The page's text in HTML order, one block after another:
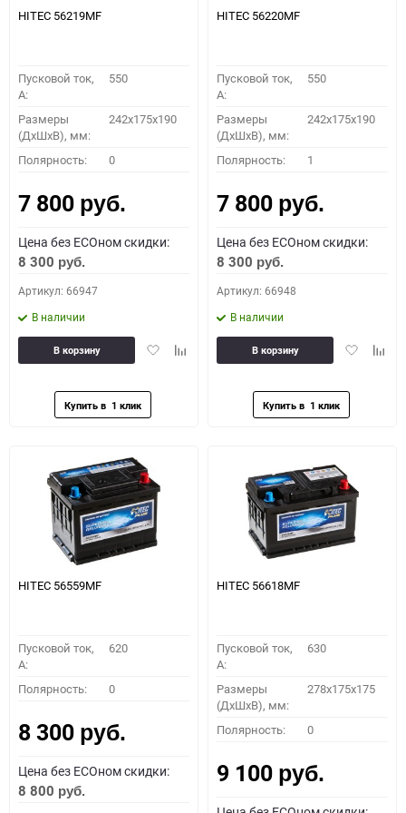
HITEC 56219MF
Пусковой ток,
A:
550
Размеры
(ДхШхВ), мм:
242x175x190
Полярность: 0
7 800 руб.
Цена без ECOном скидки:
8 300 руб.
Артикул: 66947
В наличии
ДобавитьДобавить
В корзину
HITEC 56220MF
Пусковой ток,
A:
550
Размеры
(ДхШхВ), мм:
242x175x190
Полярность: 1
7 800 руб.
Цена без ECOном скидки:
8 300 руб.
Артикул: 66948
В наличии
Добавить
В корзину
HITEC 56559MF
Пусковой ток,
A:
620
Полярность: 0
8 300 руб.
Цена без ECOном скидки:
8 800 руб.
HITEC 56618MF
Пусковой ток,
A:
630
Размеры
(ДхШхВ), мм:
278x175x175
Полярность: 0
9 100 руб.